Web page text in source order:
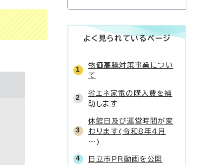
よく見られているページ
物価高騰対策事業につい
て
省エネ家電の購入費を補
助します
休館日及び運営時間が変
わります(令和8年4月
～)
日立市PR動画を公開